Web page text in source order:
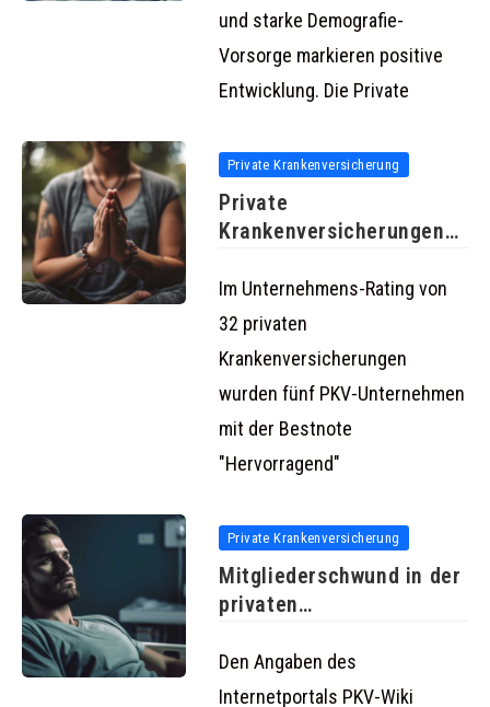
und starke Demografie-
Vorsorge markieren positive
Entwicklung. Die Private
Private Krankenversicherung
Private
Krankenversicherungen
Im Unternehmens-Rating von
32 privaten
Krankenversicherungen
wurden fünf PKV-Unternehmen
mit der Bestnote
"Hervorragend"
Private Krankenversicherung
Mitgliederschwund in der
privaten
Den Angaben des
Internetportals PKV-Wiki